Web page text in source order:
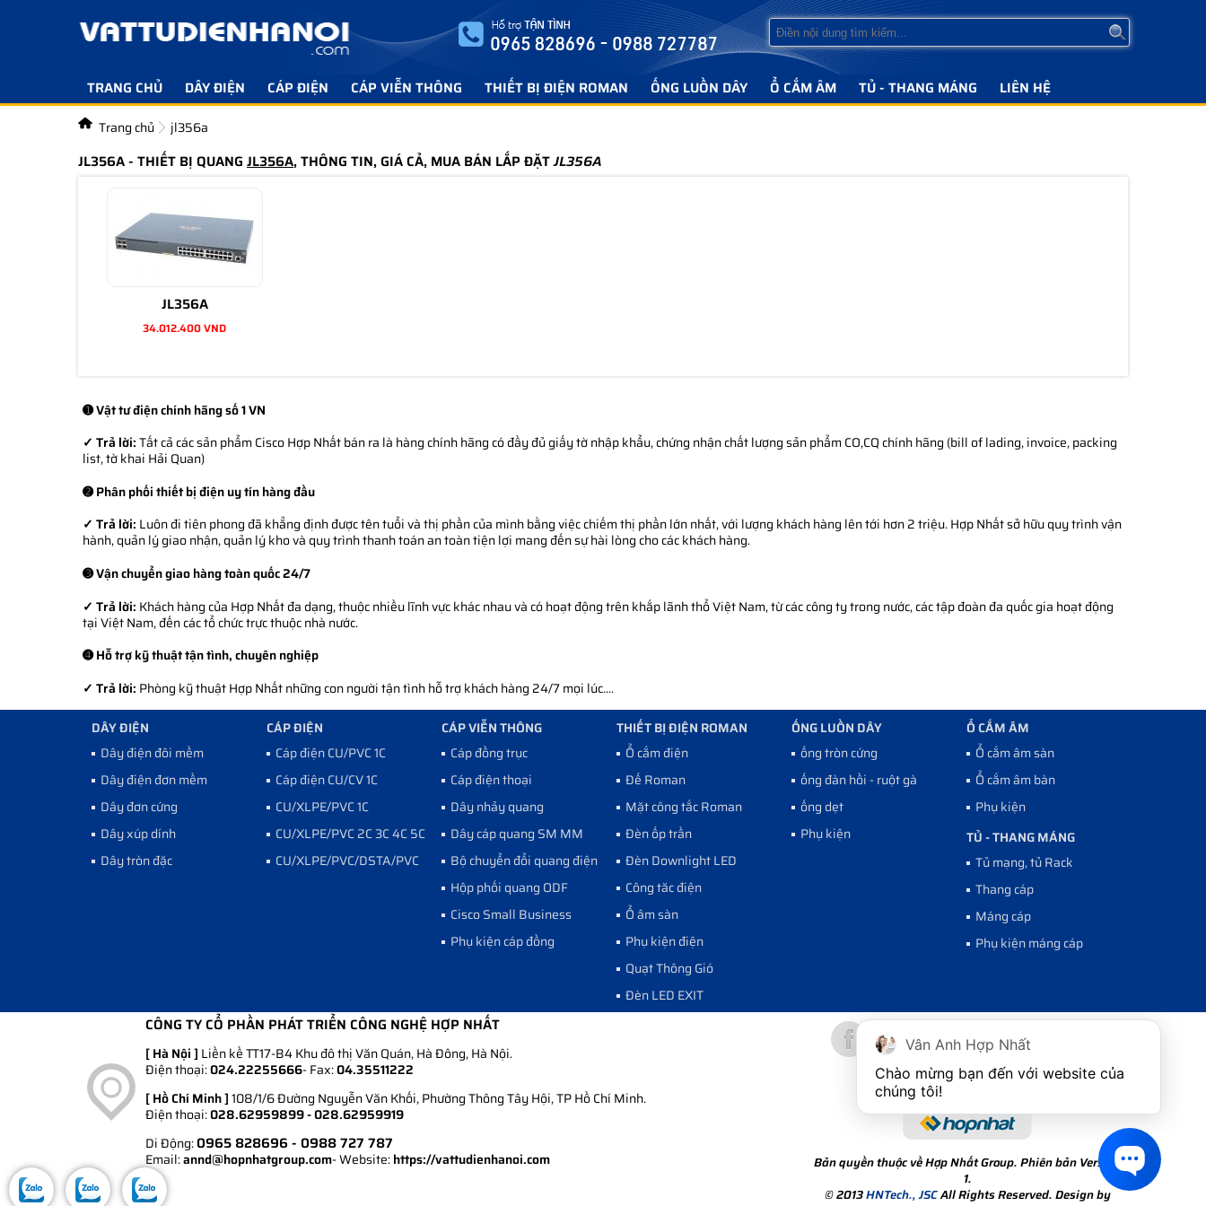
TRANG CHỦ DÂY ĐIỆN CÁP ĐIỆN CÁP VIỄN THÔNG THIẾT BỊ ĐIỆN ROMAN ỐNG LUỒN DÂY Ổ CẮM ÂM TỦ - THANG MÁNG LIÊN HỆ
Trang chủ jl356a
JL356A - THIẾT BỊ QUANG JL356A, THÔNG TIN, GIÁ CẢ, MUA BÁN LẮP ĐẶTJL356A
JL356A
34.012.400 VND
➊ Vật tư điện chính hãng số 1 VN
✓ Trả lời:Tất cả các sản phẩm Cisco Hợp Nhất bán ra là hàng chính hãng có đầy đủ giấy tờ nhập khẩu, chứng nhận chất lượng sản phẩm CO,CQ chính hãng (bill of lading, invoice, packing
list, tờ khai Hải Quan)
➋ Phân phối thiết bị điện uy tín hàng đầu
✓ Trả lời: Luôn đi tiên phong đã khẳng định được tên tuổi và thị phần của mình bằng việc chiếm thị phần lớn nhất, với lượng khách hàng lên tới hơn 2 triệu. Hợp Nhất sở hữu quy trình vận
hành, quản lý giao nhận, quản lý kho và quy trình thanh toán an toàn tiện lợi mang đến sự hài lòng cho các khách hàng.
➌ Vận chuyển giao hàng toàn quốc 24/7
✓ Trả lời: Khách hàng của Hợp Nhất đa dạng, thuộc nhiều lĩnh vực khác nhau và có hoạt động trên khắp lãnh thổ Việt Nam, từ các công ty trong nước, các tập đoàn đa quốc gia hoạt động
tại Việt Nam, đến các tổ chức trực thuộc nhà nước.
➍ Hỗ trợ kỹ thuật tận tình, chuyên nghiệp
✓ Trả lời: Phòng kỹ thuật Hợp Nhất những con người tận tình hỗ trợ khách hàng 24/7 mọi lúc....
DÂY ĐIỆN
Dây điện đôi mềm
Dây điện đơn mềm
Dây đơn cứng
Dây xúp dính
Dây tròn đặc
CÁP ĐIỆN
Cáp điện CU/PVC 1C
Cáp điện CU/CV 1C
CU/XLPE/PVC 1C
CU/XLPE/PVC 2C 3C 4C 5C
CU/XLPE/PVC/DSTA/PVC
CÁP VIỄN THÔNG
Cáp đồng trục
Cáp điện thoại
Dây nhảy quang
Dây cáp quang SM MM
Bộ chuyển đổi quang điện
Hộp phối quang ODF
Cisco Small Business
Phụ kiện cáp đồng
THIẾT BỊ ĐIỆN ROMAN
Ổ cắm điện
Đế Roman
Mặt công tắc Roman
Đèn ốp trần
Đèn Downlight LED
Công tăc điện
Ổ âm sàn
Phụ kiện điện
Quạt Thông Gió
Đèn LED EXIT
ỐNG LUỒN DÂY
ống tròn cứng
ống đàn hồi - ruột gà
ống dẹt
Phụ kiện
Ổ CẮM ÂM
Ổ cắm âm sàn
Ổ cắm âm bàn
Phụ kiện
TỦ - THANG MÁNG
Tủ mạng, tủ Rack
Thang cáp
Máng cáp
Phụ kiện máng cáp
CÔNG TY CỔ PHẦN PHÁT TRIỂN CÔNG NGHỆ HỢP NHẤT
[ Hà Nội ] Liền kề TT17-B4 Khu đô thị Văn Quán, Hà Đông, Hà Nội.
Điện thoại:024.22255666- Fax:04.35511222
[ Hồ Chí Minh ]108/1/6 Đường Nguyễn Văn Khối, Phường Thông Tây Hội, TP Hồ Chí Minh.
Điện thoại:028.62959899 - 028.62959919
Di Động:0965 828696 - 0988 727 787
Email:annd@hopnhatgroup.com- Website:https://vattudienhanoi.com
Bản quyền thuộc về Hợp Nhất Group. Phiên bản Version
1.
© 2013HNTech., JSCAll Rights Reserved. Design by
Vân Anh Hợp Nhất
Chào mừng bạn đến với website của
chúng tôi!